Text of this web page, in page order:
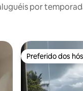
por
Preferido dos
Preferido dos